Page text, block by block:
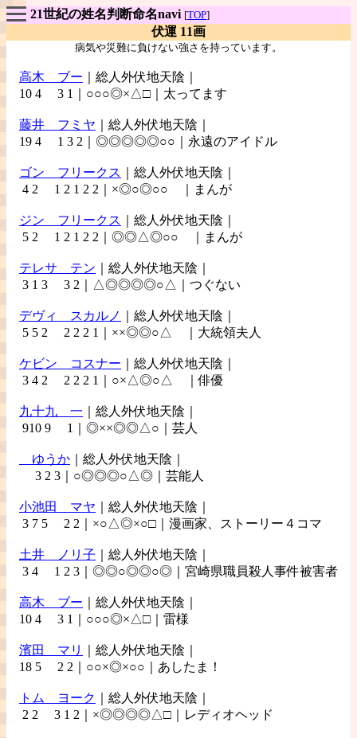
21世紀の姓名判断命名navi [TOP]
伏運 11画
病気や災難に負けない強さを持っています。
高木 ブー ｜総人外伏地天陰｜
10 4 3 1｜○○○◎×△□｜太ってます
藤井 フミヤ ｜総人外伏地天陰｜
19 4 1 3 2｜◎◎◎◎◎○○｜永遠のアイドル
ゴン フリークス
｜総人外伏地天陰｜
4 2 1 2 1 2 2｜×◎○◎○○ ｜まんが
ジン フリークス
｜総人外伏地天陰｜
5 2 1 2 1 2 2｜◎◎△◎○○ ｜まんが
テレサ テン ｜総人外伏地天陰｜
3 1 3 3 2｜△◎◎◎◎○△｜つぐない
デヴィ スカルノ
｜総人外伏地天陰｜
5 5 2 2 2 2 1｜××◎◎○△ ｜大統領夫人
ケビン コスナー ｜総人外伏地天陰｜
3 4 2 2 2 2 1｜○×△◎○△ ｜俳優
九十九 一 ｜総人外伏地天陰｜
910 9 1｜◎××◎◎△○｜芸人
ゆうか ｜総人外伏地天陰｜
3 2 3｜○◎◎◎○△◎｜芸能人
小池田 マヤ ｜総人外伏地天陰｜
3 7 5 2 2｜×○△◎×○□｜漫画家、ストーリー４コマ
土井 ノリ子 ｜総人外伏地天陰｜
3 4 1 2 3｜◎◎○◎◎○◎｜宮崎県職員殺人事件被害者
高木 ブー ｜総人外伏地天陰｜
10 4 3 1｜○○○◎×△□｜雷様
濱田 マリ
｜総人外伏地天陰｜
18 5 2 2｜○○×◎×○○｜あしたま！
トム ヨーク
｜総人外伏地天陰｜
2 2 3 1 2｜×◎◎◎◎△□｜レディオヘッド